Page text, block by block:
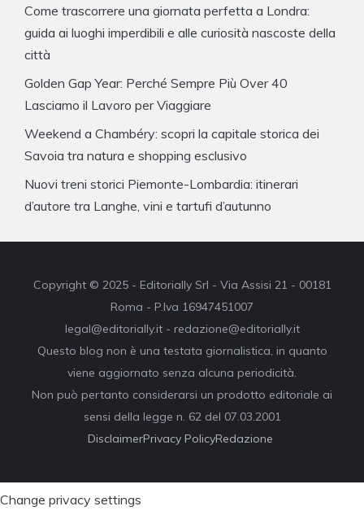
Come trascorrere una giornata perfetta a Londra:
guida ai luoghi imperdibili e alle curiosità nascoste della
città
Golden Gap Year: Perché Sempre Più Over 40
Lasciamo il Lavoro per Viaggiare
Weekend a Chambéry: scopri la capitale storica dei
Savoia tra natura e shopping esclusivo
Nuovi treni storici Piemonte-Lombardia: itinerari
d’autore tra Langhe, vini e tartufi d’autunno
Copyright © 2025 - Editorially Srl - Via Assisi 21 - 00181
Roma - P.Iva 16947451007
legal@editorially.it - redazione@editorially.it
Questo blog non è una testata giornalistica, in quanto
viene aggiornato senza alcuna periodicità.
Non può pertanto considerarsi un prodotto editoriale ai
sensi della legge n. 62 del 07.03.2001
DisclaimerPrivacy PolicyRedazione
Change privacy settings